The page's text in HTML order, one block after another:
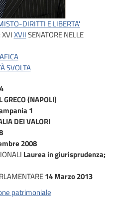
DIRITTI E LIBERTA'
XVIXVIISENATORE NELLE
SVOLTA
GRECO (NAPOLI)
1
DEI VALORI
2008
Laurea in giurisprudenza;
14 Marzo 2013
patrimoniale